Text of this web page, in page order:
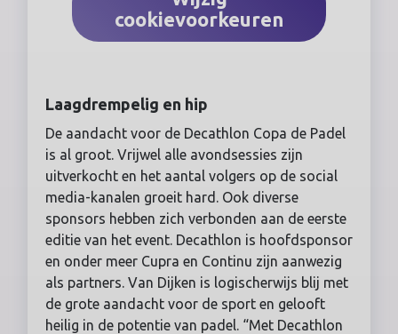
cookievoorkeuren
Laagdrempelig en hip
De aandacht voor de Decathlon Copa de Padel
is al groot. Vrijwel alle avondsessies zijn
uitverkocht en het aantal volgers op de social
media-kanalen groeit hard. Ook diverse
sponsors hebben zich verbonden aan de eerste
editie van het event. Decathlon is hoofdsponsor
en onder meer Cupra en Continu zijn aanwezig
als partners. Van Dijken is logischerwijs blij met
de grote aandacht voor de sport en gelooft
heilig in de potentie van padel. “Met Decathlon